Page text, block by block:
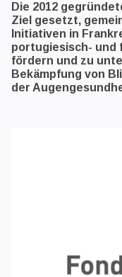
Die 2012
Ziel gesetzt,
Initiativen in
portugiesisch- und
fördern und zu
Bekämpfung von
der